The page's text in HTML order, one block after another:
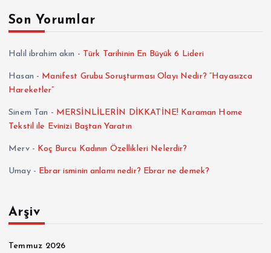
Son Yorumlar
Halil ibrahim akın - Türk Tarihinin En Büyük 6 Lideri
Hasan - Manifest Grubu Soruşturması Olayı Nedir? “Hayasızca
Hareketler”
Sinem Tan - MERSİNLİLERİN DİKKATİNE! Karaman Home
Tekstil ile Evinizi Baştan Yaratın
Merv- Koç Burcu Kadının Özellikleri Nelerdir?
Umay- Ebrar isminin anlamı nedir? Ebrar ne demek?
Arşiv
Temmuz 2026